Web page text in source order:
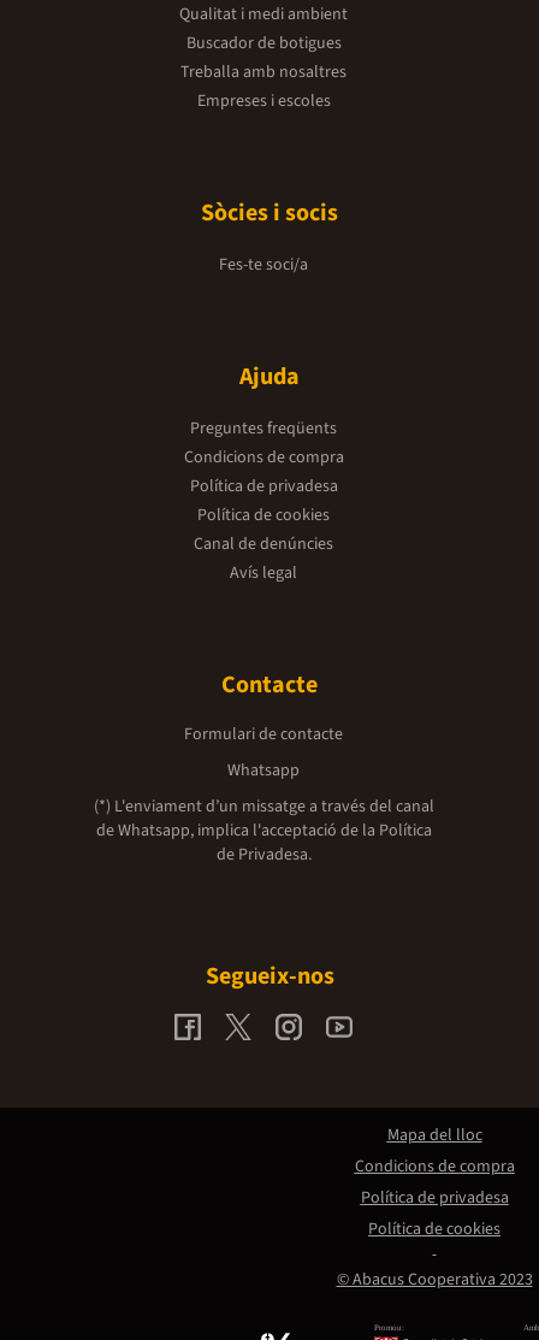
Qualitat i medi ambient
Buscador de botigues
Treballa amb nosaltres
Empreses i escoles
Sòcies i socis
Fes-te soci/a
Ajuda
Preguntes freqüents
Condicions de compra
Política de privadesa
Política de cookies
Canal de denúncies
Avís legal
Contacte
Formulari de contacte
Whatsapp
(*) L'enviament d’un missatge a través del canal
de Whatsapp, implica l'acceptació de la Política
de Privadesa.
Segueix-nos
Promou:
© Abacus Cooperativa 2023
Mapa del lloc
Condicions de compra
Política de privadesa
Política de cookies